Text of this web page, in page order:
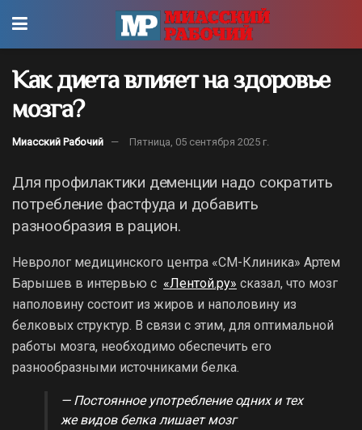
Как диета влияет на здоровье
мозга?
Миасский Рабочий Пятница, 05 сентября 2025 г.
Для профилактики деменции надо сократить
потребление фастфуда и добавить
разнообразия в рацион.
Невролог медицинского центра «СМ-Клиника» Артем
Барышев в интервью c «Лентой.ру» сказал, что мозг
наполовину состоит из жиров и наполовину из
белковых структур. В связи с этим, для оптимальной
работы мозга, необходимо обеспечить его
разнообразными источниками белка.
— Постоянное употребление одних и тех
же видов белка лишает мозг